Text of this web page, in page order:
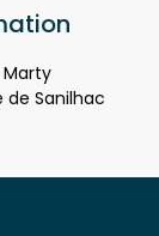
Sanilhac